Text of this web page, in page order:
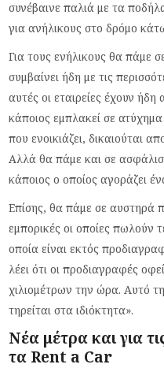
συνέβαινε παλιά με τα
για ανήλικους στο δρόμο
Για τους ενήλικους θα πάμε
συμβαίνει ήδη με τις
αυτές οι εταιρείες έχουν
κάποιος εμπλακεί σε ατύχημα
που ενοικιάζει, δικαιούται
Αλλά θα πάμε και σε
κάποιος ο οποίος αγοράζει
Επίσης, θα πάμε σε αυστηρά
εμπορικές οι οποίες πωλούν
οποία είναι εκτός
λέει ότι οι προδιαγραφές
χιλιομέτρων την ώρα. Αυτό
τηρείται στα ιδιόκτητα».
Νέα μέτρα και για
τα Rent a Car